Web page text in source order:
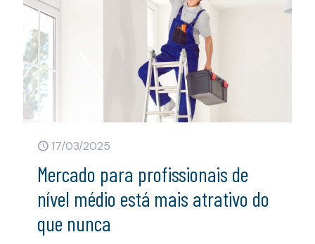
17/03/2025
Mercado para profissionais de
nível médio está mais atrativo do
que nunca